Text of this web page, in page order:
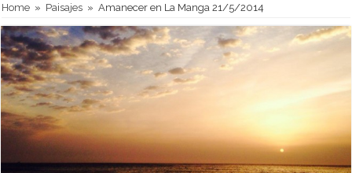
Home » Paisajes » Amanecer en La Manga 21/5/2014